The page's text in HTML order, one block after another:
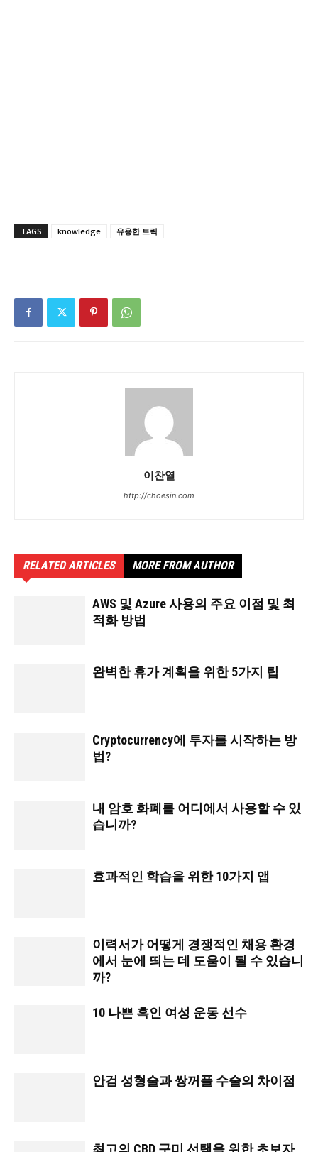
TAGS knowledge 유용한 트릭
이찬열
http://choesin.com
RELATED ARTICLES MORE FROM AUTHOR
AWS 및 Azure 사용의 주요 이점 및 최
적화 방법
완벽한 휴가 계획을 위한 5가지 팁
Cryptocurrency에 투자를 시작하는 방
법?
내 암호 화폐를 어디에서 사용할 수 있
습니까?
효과적인 학습을 위한 10가지 앱
이력서가 어떻게 경쟁적인 채용 환경
에서 눈에 띄는 데 도움이 될 수 있습니
까?
10 나쁜 흑인 여성 운동 선수
안검 성형술과 쌍꺼풀 수술의 차이점
최고의 CBD 구미 선택을 위한 초보자